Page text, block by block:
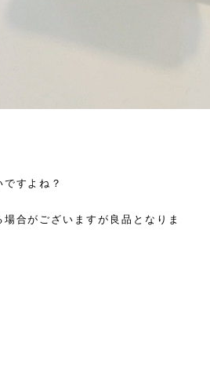
すよね？
合がございますが良品となりま